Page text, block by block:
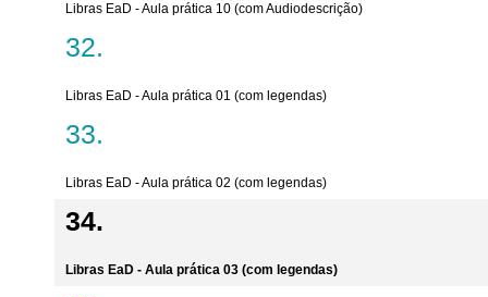
Libras EaD - Aula prática 10 (com Audiodescrição)
Libras EaD - Aula prática 01 (com legendas)
Libras EaD - Aula prática 02 (com legendas)
Libras EaD - Aula prática 03 (com legendas)